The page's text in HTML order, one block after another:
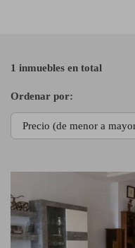
1 inmuebles en total
Ordenar por: